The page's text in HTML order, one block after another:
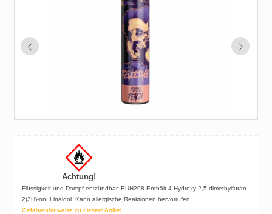
Achtung!
Flüssigkeit und Dampf entzündbar. EUH208 Enthält 4-Hydroxy-2,5-dimethylfuran-
2(3H)-on, Linalool. Kann allergische Reaktionen hervorrufen.
Gefahrenhinweise zu diesem Artikel